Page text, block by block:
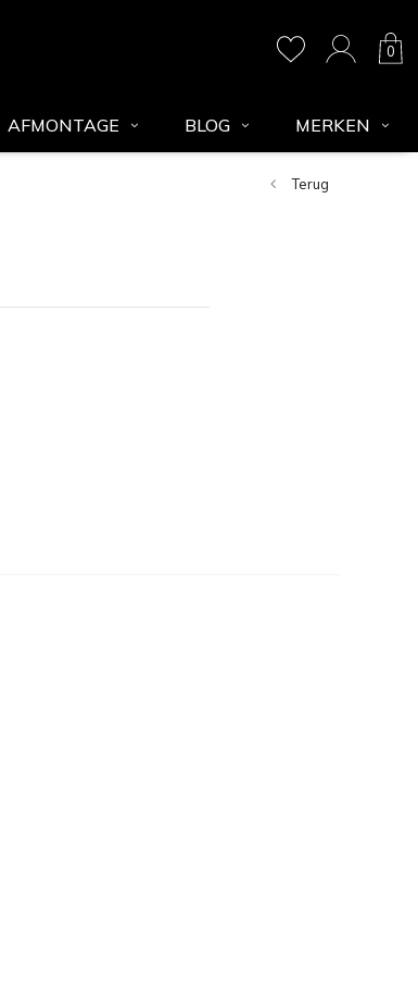
0
AFMONTAGE BLOG MERKEN
Terug